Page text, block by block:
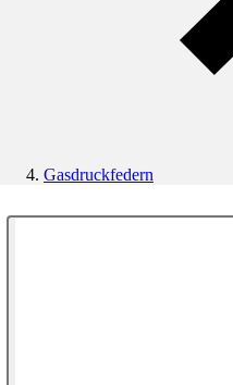
Gasdruckfedern